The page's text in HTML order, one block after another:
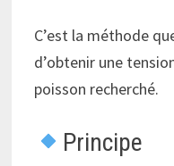
C’est la méthode
d’obtenir une
poisson recherché.
Principe